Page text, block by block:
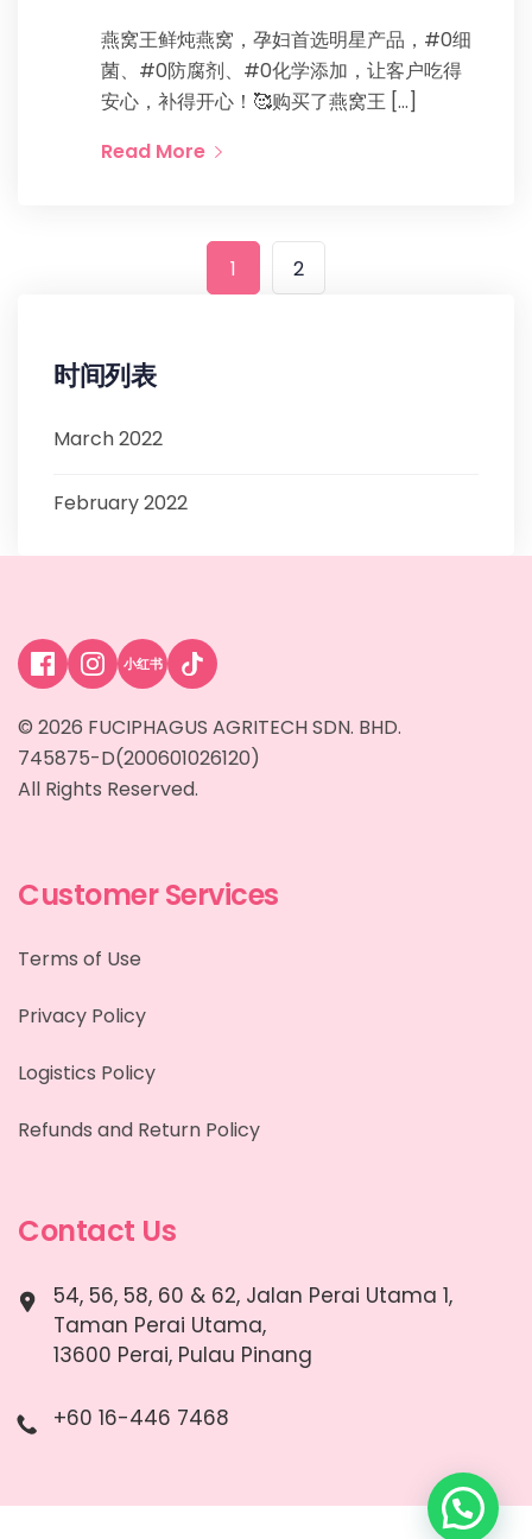
燕窝王鲜炖燕窝，孕妇首选明星产品，#0细
菌、#0防腐剂、#0化学添加，让客户吃得
安心，补得开心！🥰购买了燕窝王 […]
Read More
1 2
时间列表
March 2022
February 2022
小红书
© 2026 FUCIPHAGUS AGRITECH SDN. BHD.
745875-D(200601026120)
All Rights Reserved.
Customer Services
Terms of Use
Privacy Policy
Logistics Policy
Refunds and Return Policy
Contact Us
54, 56, 58, 60 & 62, Jalan Perai Utama 1,
Taman Perai Utama,
13600 Perai, Pulau Pinang
+60 16-446 7468